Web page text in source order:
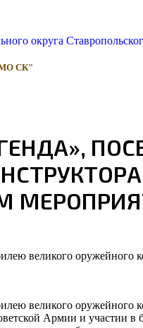
СК"
великого
великого
Армии и участии